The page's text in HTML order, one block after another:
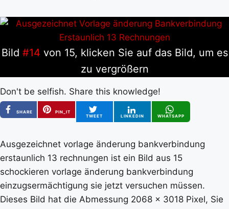
Bild #14 von 15, klicken Sie auf das Bild, um es
zu vergrößern
Don't be selfish. Share this knowledge!
SHARE
PIN_IT
TWEET
LINKEDIN WHATSAPP
Ausgezeichnet vorlage änderung bankverbindung
erstaunlich 13 rechnungen ist ein Bild aus 15
schockieren vorlage änderung bankverbindung
einzugsermächtigung sie jetzt versuchen müssen.
Dieses Bild hat die Abmessung 2068 x 3018 Pixel, Sie